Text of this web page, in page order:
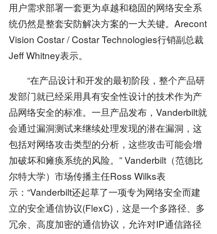
用户需求部署一套更为卓越和稳固的网络安全系
统仍然是整套安防解决方案的一大关键。Arecont
Vision Costar / Costar Technologies行销副总裁
Jeff Whitney表示。
“在产品设计和开发的最初阶段，整个产品研
发部门就已经采用具有安全性设计的技术作为产
品网络安全的标准。一旦产品发布，Vanderbilt就
会通过漏洞测试来继续处理发现的潜在漏洞，这
包括对网络攻击类型的分析，这些攻击可能会增
加破坏和瘫痪系统的风险。” Vanderbilt（范德比
尔特大学）市场传播主任Ross Wilks表
示：“Vanderbilt还起草了一项专为网络安全而建
立的安全通信协议(FlexC)，这是一个多路径、多
冗余、高度加密的通信协议，允许对IP通信路径